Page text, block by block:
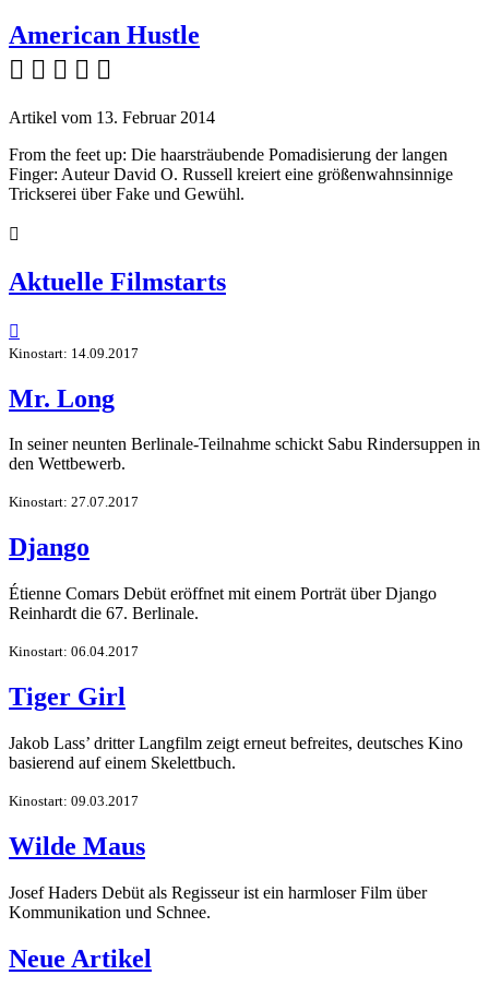
American Hustle
    
Artikel vom 13. Februar 2014
From the feet up: Die haarsträubende Pomadisierung der langen
Finger: Auteur David O. Russell kreiert eine größenwahnsinnige
Trickserei über Fake und Gewühl.

Aktuelle Filmstarts

Kinostart: 14.09.2017
Mr. Long
In seiner neunten Berlinale-Teilnahme schickt Sabu Rindersuppen in
den Wettbewerb.
Kinostart: 27.07.2017
Django
Étienne Comars Debüt eröffnet mit einem Porträt über Django
Reinhardt die 67. Berlinale.
Kinostart: 06.04.2017
Tiger Girl
Jakob Lass’ dritter Langfilm zeigt erneut befreites, deutsches Kino
basierend auf einem Skelettbuch.
Kinostart: 09.03.2017
Wilde Maus
Josef Haders Debüt als Regisseur ist ein harmloser Film über
Kommunikation und Schnee.
Neue Artikel